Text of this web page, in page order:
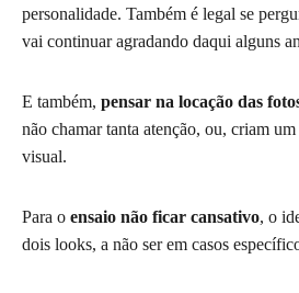
personalidade. Também é legal se
vai continuar agradando daqui alguns
E também, pensar na locação das
não chamar tanta atenção, ou, criam
visual.
Para o ensaio não ficar cansativo, o
dois looks, a não ser em casos